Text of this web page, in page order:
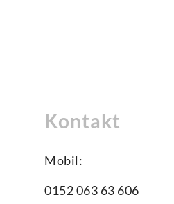
Kontakt
Mobil:
0152 063 63 606